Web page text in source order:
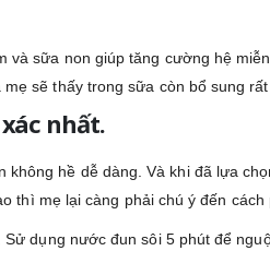
sữa non giúp tăng cường hệ
sẽ thấy trong sữa còn bổ sung
nhất.
hề dễ dàng. Và khi đã lựa
mẹ lại càng phải chú ý đến
dụng nước đun sôi 5 phút để